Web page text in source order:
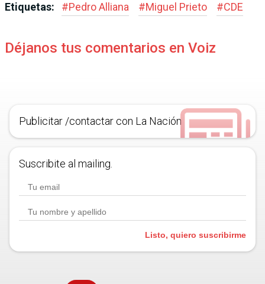
Etiquetas: #Pedro Alliana #Miguel Prieto #CDE
Déjanos tus comentarios en Voiz
Publicitar /contactar con La Nación
Suscribite al mailing.
Listo, quiero suscribirme